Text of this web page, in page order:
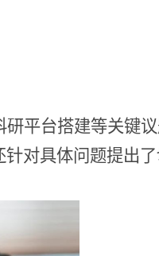
平台搭建等关键
对具体问题提出